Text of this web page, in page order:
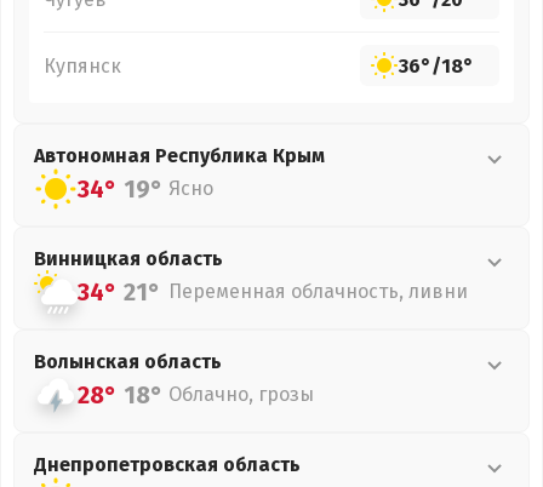
Купянск 36°/18°
Автономная Республика Крым
34° 19° Ясно
Винницкая область
34° 21° Переменная облачность, ливни
Волынская область
28° 18° Облачно, грозы
Днепропетровская область